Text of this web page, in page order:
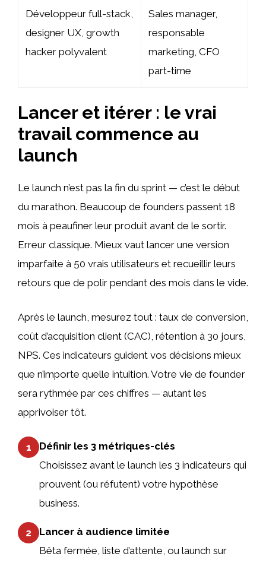
Développeur full-stack,
designer UX, growth
hacker polyvalent
Sales manager,
responsable
marketing, CFO
part-time
Lancer et itérer : le vrai
travail commence au
launch
Le launch n’est pas la fin du sprint — c’est le début
du marathon. Beaucoup de founders passent 18
mois à peaufiner leur produit avant de le sortir.
Erreur classique. Mieux vaut lancer une version
imparfaite à 50 vrais utilisateurs et recueillir leurs
retours que de polir pendant des mois dans le vide.
Après le launch, mesurez tout : taux de conversion,
coût d’acquisition client (CAC), rétention à 30 jours,
NPS. Ces indicateurs guident vos décisions mieux
que n’importe quelle intuition. Votre vie de founder
sera rythmée par ces chiffres — autant les
apprivoiser tôt.
1
Définir les 3 métriques-clés
Choisissez avant le launch les 3 indicateurs qui
prouvent (ou réfutent) votre hypothèse
business.
2
Lancer à audience limitée
Bêta fermée, liste d’attente, ou launch sur